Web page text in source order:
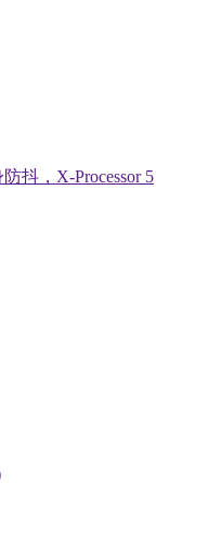
抖，X-Processor 5